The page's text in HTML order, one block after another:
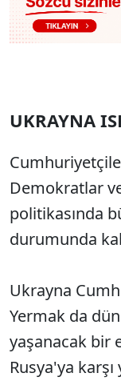
UKRAYNA
Demokratlar
politikasında
durumunda
Ukrayna
Yermak da
yaşanacak bir
Rusya'ya